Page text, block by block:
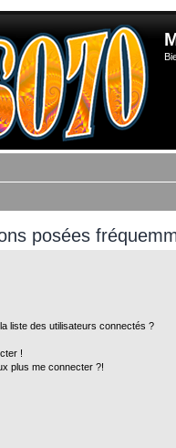
posées
liste des utilisateurs connectés ?
!
plus me connecter ?!